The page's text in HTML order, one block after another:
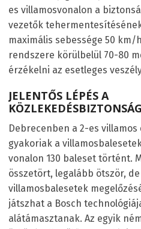
es villamosvonalon a
vezetők
maximális sebessége 50 km/
rendszere körülbelül 70-80
érzékelni az esetleges
JELENTŐS LÉPÉS A
Debrecenben a 2-es
gyakoriak a
vonalon 130 baleset történt.
összetört, legalább ötször,
villamosbalesetek
játszhat a Bosch
alátámasztanak. Az egyik